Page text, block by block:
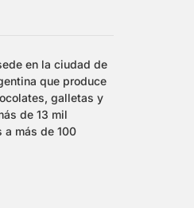
en la ciudad de
que produce
galletas y
de 13 mil
a más de 100